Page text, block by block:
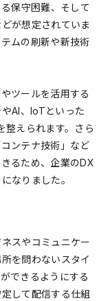
保守困難、そして
が想定されていま
ムの刷新や新技術
ツールを活用する
AI、IoTといった
整えられます。さら
ンテナ技術」など
るため、企業のDX
なりました。
スやコミュニケー
を問わないスタイ
できるようにする
して配信する仕組